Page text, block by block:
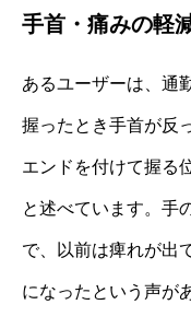
手首・痛みの軽
あるユーザーは、通
握ったとき手首が反
エンドを付けて握る
と述べています。手
で、以前は痺れが出
になったという声が